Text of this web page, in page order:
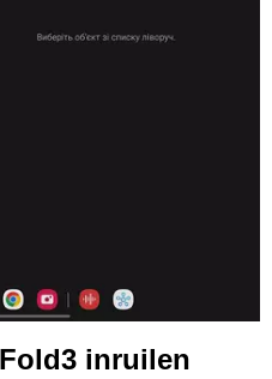
inruilen